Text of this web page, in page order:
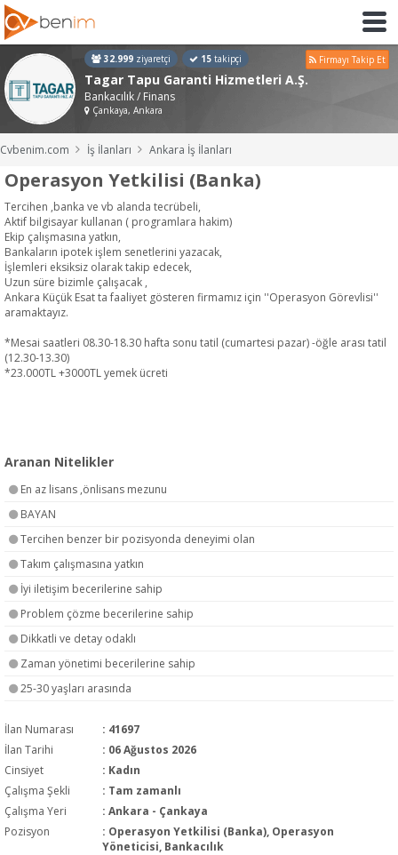
32.999 ziyaretçi 15 takipçi Firmayı Takip Et
Tagar Tapu Garanti Hizmetleri A.Ş.
Bankacılık / Finans
Çankaya, Ankara
Cvbenim.com İş İlanları Ankara İş İlanları
Operasyon Yetkilisi (Banka)
Tercihen ,banka ve vb alanda tecrübeli,
Aktif bilgisayar kullanan ( programlara hakim)
Ekip çalışmasına yatkın,
Bankaların ipotek işlem senetlerini yazacak,
İşlemleri eksiksiz olarak takip edecek,
Uzun süre bizimle çalışacak ,
Ankara Küçük Esat ta faaliyet gösteren firmamız için ''Operasyon Görevlisi''
aramaktayız.
*Mesai saatleri 08.30-18.30 hafta sonu tatil (cumartesi pazar) -öğle arası tatil
(12.30-13.30)
*23.000TL +3000TL yemek ücreti
Aranan Nitelikler
En az lisans ,önlisans mezunu
BAYAN
Tercihen benzer bir pozisyonda deneyimi olan
Takım çalışmasına yatkın
İyi iletişim becerilerine sahip
Problem çözme becerilerine sahip
Dikkatli ve detay odaklı
Zaman yönetimi becerilerine sahip
25-30 yaşları arasında
İlan Numarası
: 41697
İlan Tarihi
: 06 Ağustos 2026
Cinsiyet
: Kadın
Çalışma Şekli
: Tam zamanlı
Çalışma Yeri
: Ankara - Çankaya
Pozisyon
: Operasyon Yetkilisi (Banka), Operasyon
Yöneticisi, Bankacılık